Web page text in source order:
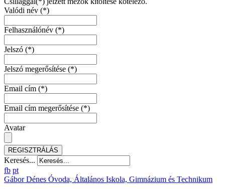
Valódi név (*)
Felhasználónév (*)
Jelszó (*)
Jelszó megerősítése (*)
Email cím (*)
Email cím megerősítése (*)
Avatar
REGISZTRÁLÁS
Keresés...
fb pt
Gábor Dénes Óvoda, Általános Iskola, Gimnázium és Technikum